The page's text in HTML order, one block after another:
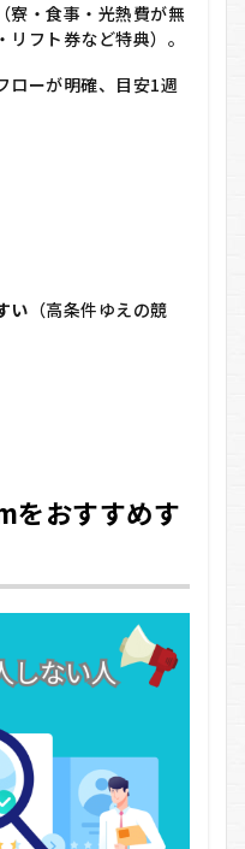
（寮・食事・光熱費が無
フト券など特典）。
ローが明確、目安1週
い （高条件ゆえの競
をおすすめす